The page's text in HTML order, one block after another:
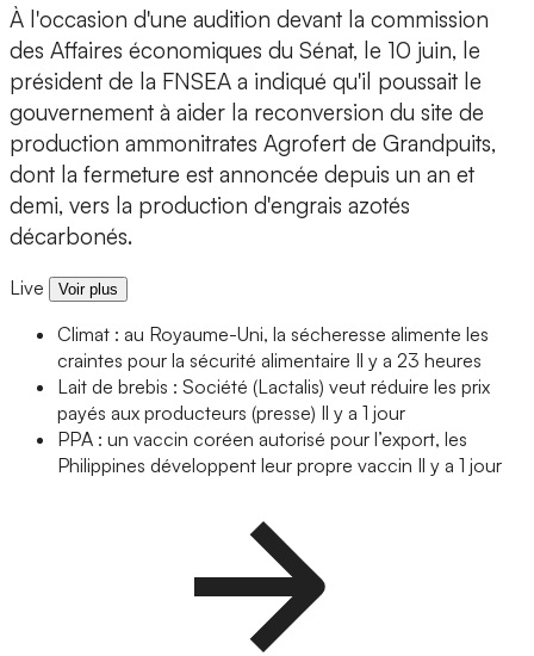
À l'occasion d'une audition devant la commission
des Affaires économiques du Sénat, le 10 juin, le
président de la FNSEA a indiqué qu'il poussait le
gouvernement à aider la reconversion du site de
production ammonitrates Agrofert de Grandpuits,
dont la fermeture est annoncée depuis un an et
demi, vers la production d'engrais azotés
décarbonés.
Live Voir plus
Climat : au Royaume-Uni, la sécheresse alimente les
craintes pour la sécurité alimentaire Il y a 23 heures
Lait de brebis : Société (Lactalis) veut réduire les prix
payés aux producteurs (presse) Il y a 1 jour
PPA : un vaccin coréen autorisé pour l’export, les
Philippines développent leur propre vaccin Il y a 1 jour